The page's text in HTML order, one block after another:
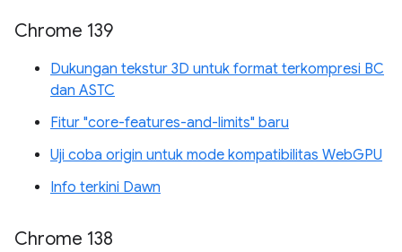
Chrome 139
Dukungan tekstur 3D untuk format terkompresi BC
dan ASTC
Fitur "core-features-and-limits" baru
Uji coba origin untuk mode kompatibilitas WebGPU
Info terkini Dawn
Chrome 138